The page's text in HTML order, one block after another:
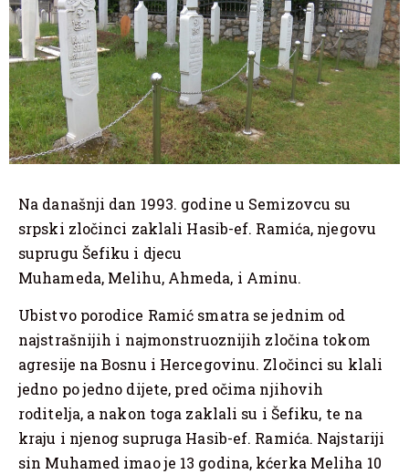
Na današnji dan 1993. godine u Semizovcu su
srpski zločinci zaklali Hasib-ef. Ramića, njegovu
suprugu Šefiku i djecu
Muhameda, Melihu, Ahmeda, i Aminu.
Ubistvo porodice Ramić smatra se jednim od
najstrašnijih i najmonstruoznijih zločina tokom
agresije na Bosnu i Hercegovinu. Zločinci su klali
jedno po jedno dijete, pred očima njihovih
roditelja, a nakon toga zaklali su i Šefiku, te na
kraju i njenog supruga Hasib-ef. Ramića. Najstariji
sin Muhamed imao je 13 godina, kćerka Meliha 10